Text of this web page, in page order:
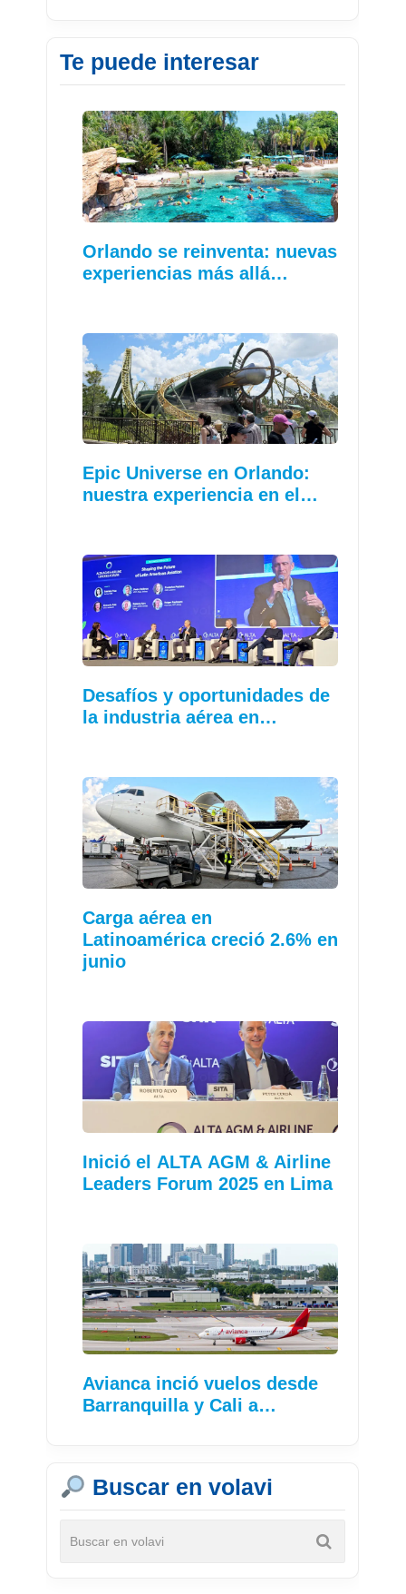
Te puede interesar
Orlando se reinventa: nuevas
experiencias más allá…
Epic Universe en Orlando:
nuestra experiencia en el…
Desafíos y oportunidades de
la industria aérea en…
Carga aérea en
Latinoamérica creció 2.6% en
junio
Inició el ALTA AGM & Airline
Leaders Forum 2025 en Lima
Avianca inció vuelos desde
Barranquilla y Cali a…
Buscar en volavi